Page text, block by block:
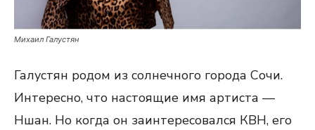
Михаил Галустян
Галустян родом из солнечного города Сочи.
Интересно, что настоящие имя артиста —
Ншан. Но когда он заинтересовался КВН, его